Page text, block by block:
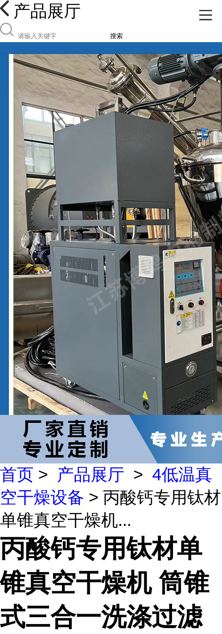
产品展厅
搜索
首页 > 产品展厅 > 4低温真
空干燥设备 > 丙酸钙专用钛材
单锥真空干燥机...
丙酸钙专用钛材单
锥真空干燥机 筒锥
式三合一洗涤过滤